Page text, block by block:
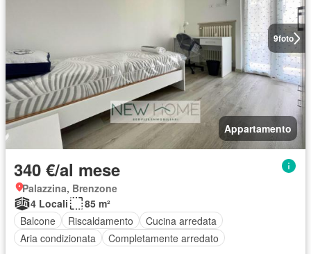
9foto
Appartamento
340 €/al mese
Palazzina, Brenzone
4 Locali
85 m²
Balcone
Riscaldamento
Cucina arredata
Aria condizionata
Completamente arredato